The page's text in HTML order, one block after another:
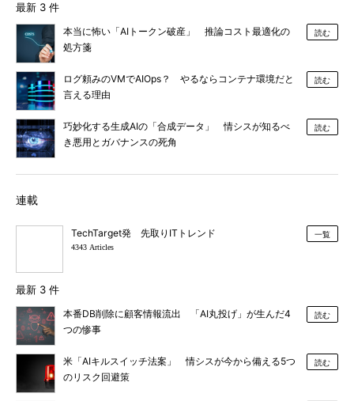
最新 3 件
本当に怖い「AIトークン破産」 推論コスト最適化の
処方箋
読む
ログ頼みのVMでAIOps？ やるならコンテナ環境だと
言える理由
読む
巧妙化する生成AIの「合成データ」 情シスが知るべ
き悪用とガバナンスの死角
読む
連載
TechTarget発 先取りITトレンド
4343 Articles
一覧
最新 3 件
本番DB削除に顧客情報流出 「AI丸投げ」が生んだ4
つの惨事
読む
米「AIキルスイッチ法案」 情シスが今から備える5つ
のリスク回避策
読む